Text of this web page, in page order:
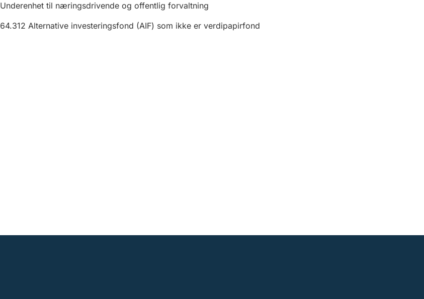
Underenhet til næringsdrivende og offentlig forvaltning
64.312 Alternative investeringsfond (AIF) som ikke er verdipapirfond